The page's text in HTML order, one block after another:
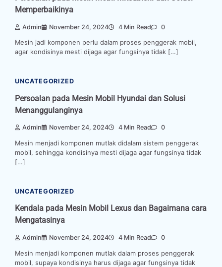
Memperbaikinya
Admin November 24, 2024 4 Min Read 0
Mesin jadi komponen perlu dalam proses penggerak mobil,
agar kondisinya mesti dijaga agar fungsinya tidak […]
UNCATEGORIZED
Persoalan pada Mesin Mobil Hyundai dan Solusi
Menanggulanginya
Admin November 24, 2024 4 Min Read 0
Mesin menjadi komponen mutlak didalam sistem penggerak
mobil, sehingga kondisinya mesti dijaga agar fungsinya tidak
[…]
UNCATEGORIZED
Kendala pada Mesin Mobil Lexus dan Bagaimana cara
Mengatasinya
Admin November 24, 2024 4 Min Read 0
Mesin menjadi komponen mutlak dalam proses penggerak
mobil, supaya kondisinya harus dijaga agar fungsinya tidak